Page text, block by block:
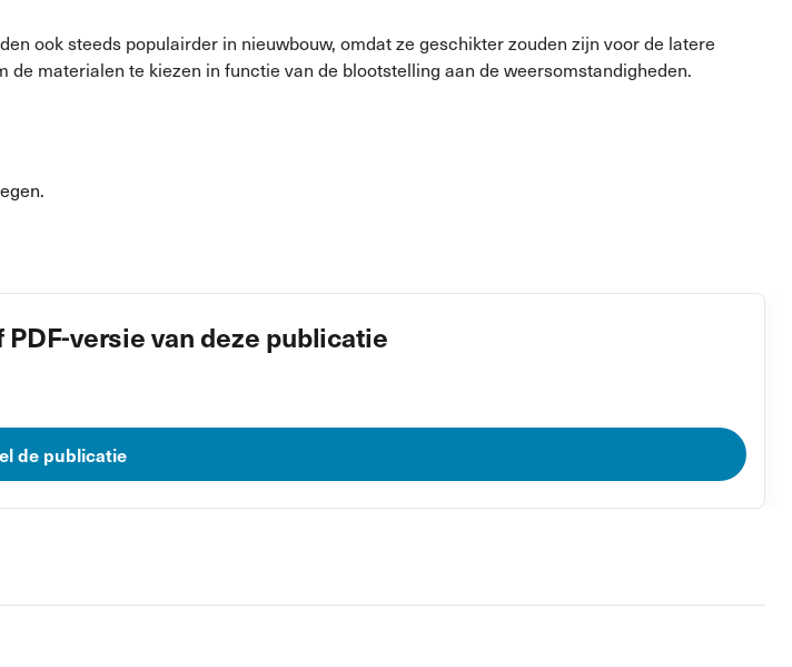
ook steeds populairder in nieuwbouw, omdat ze geschikter zouden zijn voor de latere
materialen te kiezen in functie van de blootstelling aan de weersomstandigheden.
versie van deze publicatie
de publicatie